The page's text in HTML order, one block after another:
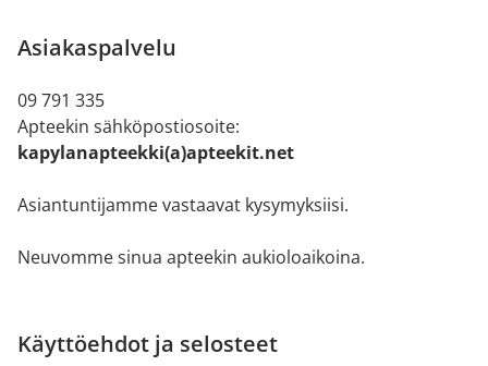
Asiakaspalvelu
09 791 335
Apteekin sähköpostiosoite:
kapylanapteekki(a)apteekit.net
Asiantuntijamme vastaavat kysymyksiisi.
Neuvomme sinua apteekin aukioloaikoina.
Käyttöehdot ja selosteet